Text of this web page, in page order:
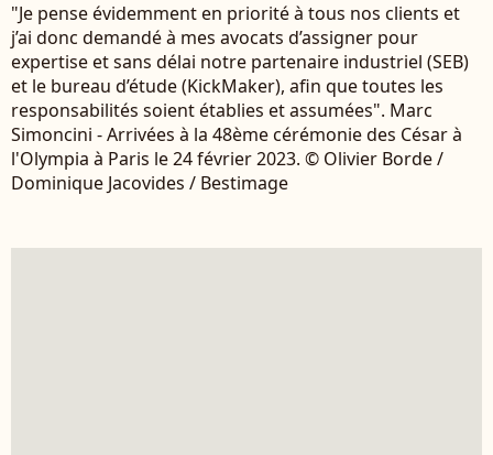
"Je pense évidemment en priorité à tous nos clients et
j’ai donc demandé à mes avocats d’assigner pour
expertise et sans délai notre partenaire industriel (SEB)
et le bureau d’étude (KickMaker), afin que toutes les
responsabilités soient établies et assumées". Marc
Simoncini - Arrivées à la 48ème cérémonie des César à
l'Olympia à Paris le 24 février 2023. © Olivier Borde /
Dominique Jacovides / Bestimage